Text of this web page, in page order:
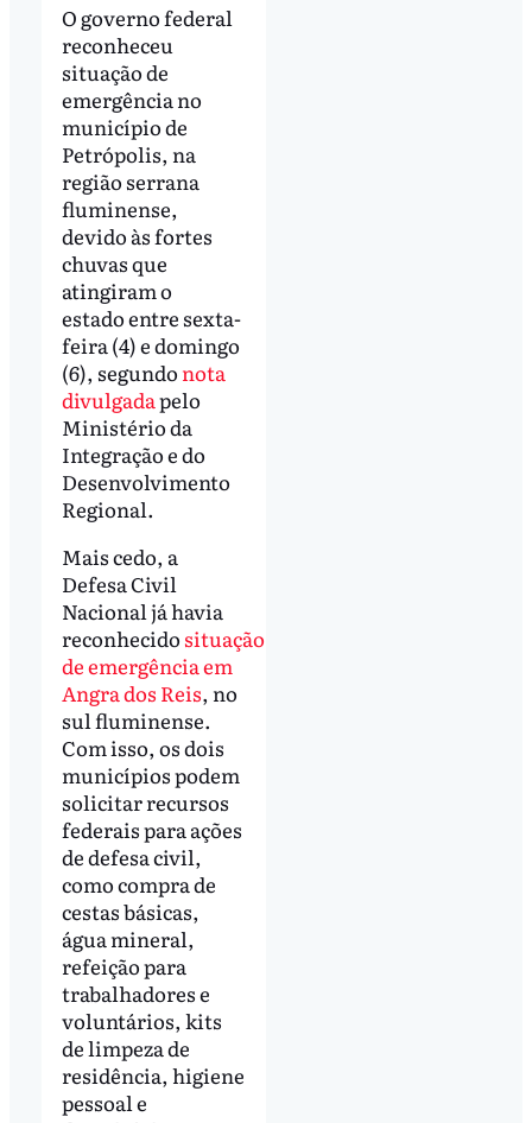
O governo federal
reconheceu
situação de
emergência no
município de
Petrópolis, na
região serrana
fluminense,
devido às fortes
chuvas que
atingiram o
estado entre sexta-
feira (4) e domingo
(6), segundo nota
divulgadapelo
Ministério da
Integração e do
Desenvolvimento
Regional.
Mais cedo, a
Defesa Civil
Nacional já havia
reconhecido situação
de emergência em
Angra dos Reis, no
sul fluminense.
Com isso, os dois
municípios podem
solicitar recursos
federais para ações
de defesa civil,
como compra de
cestas básicas,
água mineral,
refeição para
trabalhadores e
voluntários, kits
de limpeza de
residência, higiene
pessoal e